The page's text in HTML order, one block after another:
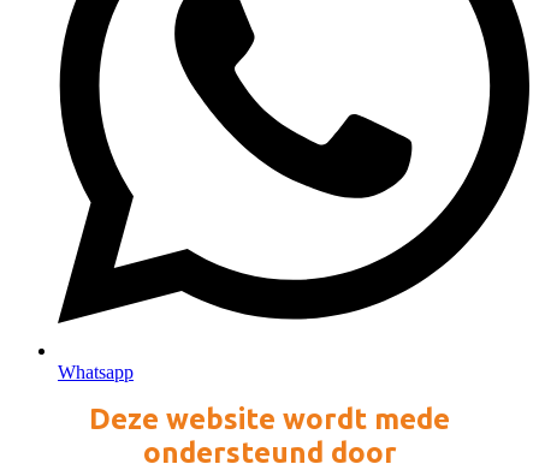
Whatsapp
Deze website wordt mede
ondersteund door